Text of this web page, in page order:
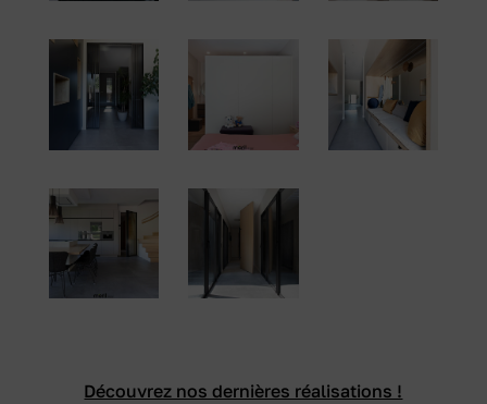
Découvrez nos dernières réalisations !